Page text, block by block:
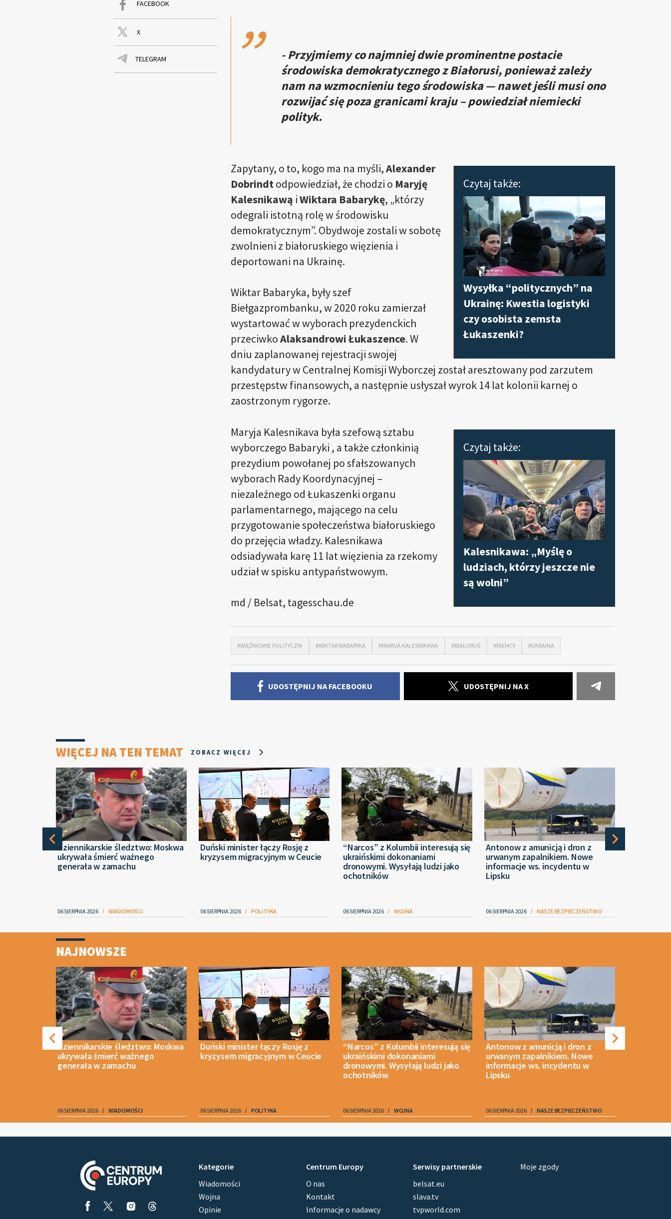
FACEBOOK
X
TELEGRAM
,,
- Przyjmiemy co najmniej dwie prominentne postacie
środowiska demokratycznego z Białorusi, ponieważ zależy
nam na wzmocnieniu tego środowiska — nawet jeśli musi ono
rozwijać się poza granicami kraju – powiedział niemiecki
polityk.
Czytaj także:
Wysyłka “politycznych” na
Ukrainę: Kwestia logistyki
czy osobista zemsta
Łukaszenki?
Zapytany, o to, kogo ma na myśli,Alexander
Dobrindtodpowiedział, że chodzi o Maryję
Kalesnikawą iWiktara Babarykę, „którzy
odegrali istotną rolę w środowisku
demokratycznym”. Obydwoje zostali w sobotę
zwolnieni z białoruskiego więzienia i
deportowani na Ukrainę.
Wiktar Babaryka, były szef
Biełgazprombanku, w 2020 roku zamierzał
wystartować w wyborach prezydenckich
przeciwkoAlaksandrowi Łukaszence. W
dniu zaplanowanej rejestracji swojej
kandydatury w Centralnej Komisji Wyborczej został aresztowany pod zarzutem
przestępstw finansowych, a następnie usłyszał wyrok 14 lat kolonii karnej o
zaostrzonym rygorze.
Czytaj także:
Kalesnikawa: „Myślę o
ludziach, którzy jeszcze nie
są wolni”
Maryja Kalesnikava była szefową sztabu
wyborczego Babaryki , a także członkinią
prezydium powołanej po sfałszowanych
wyborach Rady Koordynacyjnej –
niezależnego od Łukaszenki organu
parlamentarnego, mającego na celu
przygotowanie społeczeństwa białoruskiego
do przejęcia władzy. Kalesnikawa
odsiadywała karę 11 lat więzienia za rzekomy
udział w spisku antypaństwowym.
md / Belsat, tagesschau.de
#WIĘŹNIOWIE POLITYCZNI #WIKTAR BABARYKA #MARYJA KALESNIKAWA #BIAŁORUŚ #NIEMCY #UKRAINA
UDOSTĘPNIJ NA FACEBOOKU UDOSTĘPNIJ NA X
WIĘCEJ NA TEN TEMAT ZOBACZ WIĘCEJ
Dziennikarskie śledztwo: Moskwa
ukrywała śmierć ważnego
generała w zamachu
06 SIERPNIA 2026 WIADOMOŚCI
Duński minister łączy Rosję z
kryzysem migracyjnym w Ceucie
06 SIERPNIA 2026 POLITYKA
“Narcos” z Kolumbii interesują się
ukraińskimi dokonaniami
dronowymi. Wysyłają ludzi jako
ochotników
06 SIERPNIA 2026 WOJNA
Antonow z amunicją i dron z
urwanym zapalnikiem. Nowe
informacje ws. incydentu w
Lipsku
06 SIERPNIA 2026 NASZE BEZPIECZEŃSTWO
NAJNOWSZE
Dziennikarskie śledztwo: Moskwa
ukrywała śmierć ważnego
generała w zamachu
06 SIERPNIA 2026 WIADOMOŚCI
Duński minister łączy Rosję z
kryzysem migracyjnym w Ceucie
06 SIERPNIA 2026 POLITYKA
“Narcos” z Kolumbii interesują się
ukraińskimi dokonaniami
dronowymi. Wysyłają ludzi jako
ochotników
06 SIERPNIA 2026 WOJNA
Antonow z amunicją i dron z
urwanym zapalnikiem. Nowe
informacje ws. incydentu w
Lipsku
06 SIERPNIA 2026 NASZE BEZPIECZEŃSTWO
Kategorie
Wiadomości
Wojna
Opinie
Centrum Europy
O nas
Kontakt
Informacje o nadawcy
Serwisy partnerskie
belsat.eu
slava.tv
tvpworld.com
Moje zgody